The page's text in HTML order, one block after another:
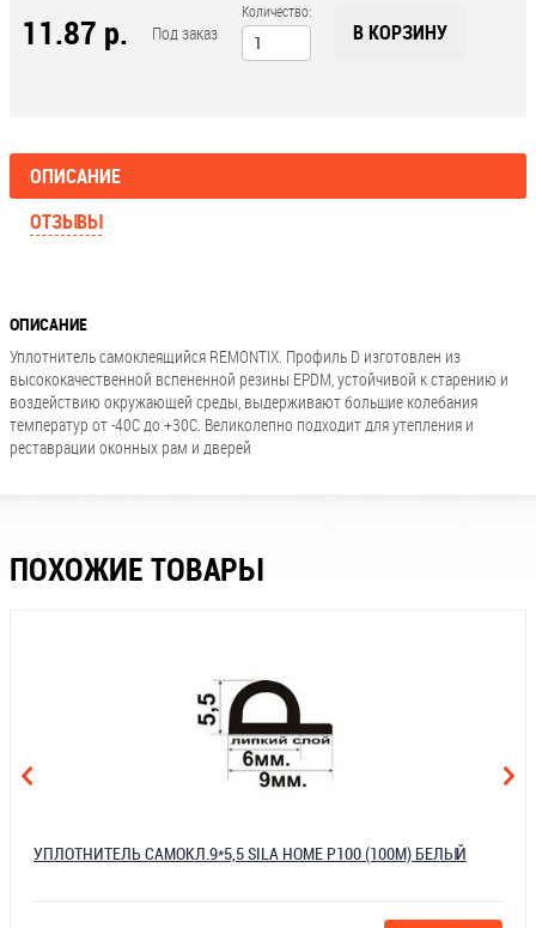
11.87 р. Под заказ
Количество:
В КОРЗИНУ
ОПИСАНИЕ
ОТЗЫВЫ
ОПИСАНИЕ
Уплотнитель самоклеящийся REMONTIX. Профиль D изготовлен из
высококачественной вспененной резины EPDM, устойчивой к старению и
воздействию окружающей среды, выдерживают большие колебания
температур от -40С до +30С. Великолепно подходит для утепления и
реставрации оконных рам и дверей
ПОХОЖИЕ ТОВАРЫ
УПЛОТНИТЕЛЬ САМОКЛ.9*5,5 SILA HOME P100 (100М) БЕЛЫЙ